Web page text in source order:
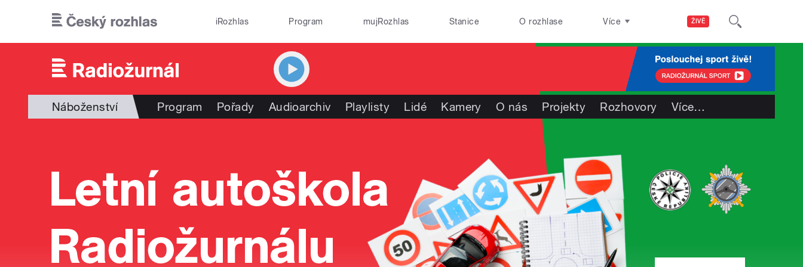
ŽIVĚ
iRozhlas Program mujRozhlas Stanice O rozhlase Více
Náboženství Program Pořady Audioarchiv Playlisty Lidé Kamery O nás Projekty Rozhovory Více…